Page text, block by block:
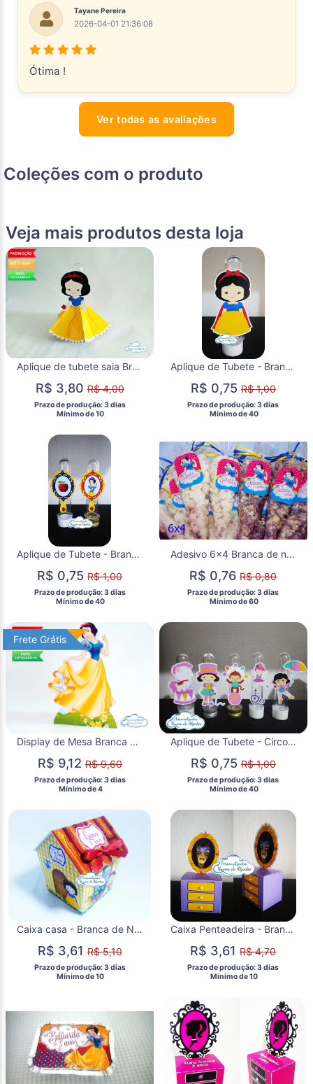
Tayane Pereira
2026-04-01 21:36:08
Ótima !
Ver todas as avaliações
Coleções com o produto
Veja mais produtos desta loja
Aplique de tubete saia Branca de neve cute
R$ 3,80R$ 4,00
Prazo de produção: 3 dias
  Mínimo de 10
Aplique de Tubete - Branca de Neve Baby
R$ 0,75R$ 1,00
Prazo de produção: 3 dias
  Mínimo de 40
Aplique de Tubete - Branca de Neve
R$ 0,75R$ 1,00
Prazo de produção: 3 dias
  Mínimo de 40
Adesivo 6x4 Branca de neve
R$ 0,76R$ 0,80
Prazo de produção: 3 dias
  Mínimo de 60
Frete Grátis
Frete Grátis
Display de Mesa Branca de Neve
R$ 9,12R$ 9,60
Prazo de produção: 3 dias
  Mínimo de 4
Aplique de Tubete - Circo Menina
R$ 0,75R$ 1,00
Prazo de produção: 3 dias
  Mínimo de 40
Caixa casa - Branca de Neve +TEMAS
R$ 3,61R$ 5,10
Prazo de produção: 3 dias
  Mínimo de 10
Caixa Penteadeira - Branca de Neve
R$ 3,61R$ 4,70
Prazo de produção: 3 dias
  Mínimo de 10